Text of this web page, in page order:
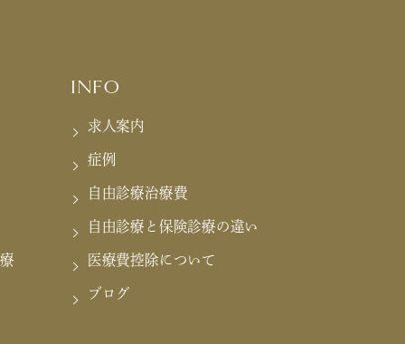
INFO
求人案内
症例
自由診療治療費
自由診療と保険診療の違い
医療費控除について
ブログ